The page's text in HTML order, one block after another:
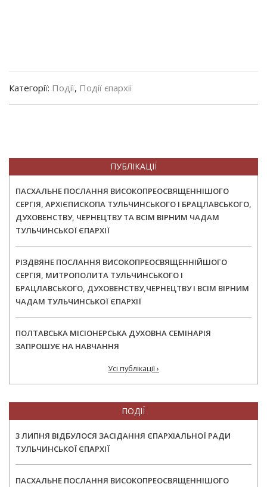
Категорії: Події, Події єпархії
ПУБЛІКАЦІЇ
ПАСХАЛЬНЕ ПОСЛАННЯ ВИСОКОПРЕОСВЯЩЕННІШОГО
СЕРГІЯ, АРХІЄПИСКОПА ТУЛЬЧИНСЬКОГО І БРАЦЛАВСЬКОГО,
ДУХОВЕНСТВУ, ЧЕРНЕЦТВУ ТА ВСІМ ВІРНИМ ЧАДАМ
ТУЛЬЧИНСЬКОЇ ЄПАРХІЇ
РІЗДВЯНЕ ПОСЛАННЯ ВИСОКОПРЕОСВЯЩЕННІЙШОГО
СЕРГІЯ, МИТРОПОЛИТА ТУЛЬЧИНСЬКОГО І
БРАЦЛАВСЬКОГО, ДУХОВЕНСТВУ,ЧЕРНЕЦТВУ І ВСІМ ВІРНИМ
ЧАДАМ ТУЛЬЧИНСЬКОЇ ЄПАРХІЇ
ПОЛТАВСЬКА МІСІОНЕРСЬКА ДУХОВНА СЕМІНАРІЯ
ЗАПРОШУЄ НА НАВЧАННЯ
Усі публікації ›
ПОДІЇ
3 ЛИПНЯ ВІДБУЛОСЯ ЗАСІДАННЯ ЄПАРХІАЛЬНОЇ РАДИ
ТУЛЬЧИНСЬКОЇ ЄПАРХІЇ
ПАСХАЛЬНЕ ПОСЛАННЯ ВИСОКОПРЕОСВЯЩЕННІШОГО